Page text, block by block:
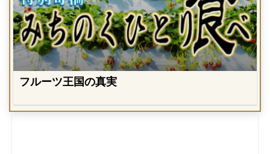
フルーツ王国の真実